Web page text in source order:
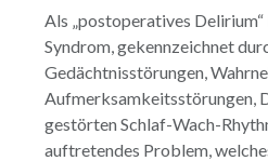
Als „postoperatives
Syndrom, gekennzeichnet
Gedächtnisstörungen,
Aufmerksamkeitsstörungen,
gestörten Schlaf-Wach-
auftretendes Problem,